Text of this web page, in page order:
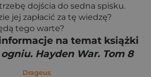
dojścia do sedna spisku.
jej zapłacić za tę wiedzę?
tego warte?
na temat książki
Hayden War. Tom 8
Drageus